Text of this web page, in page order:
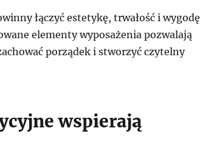
łączyć estetykę, trwałość i wygodę
elementy wyposażenia pozwalają
porządek i stworzyć czytelny
wspierają